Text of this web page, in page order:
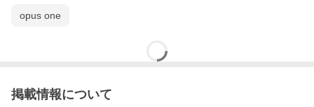
テロワールの力を最大限に引き出す信念
opus one
掲載情報について